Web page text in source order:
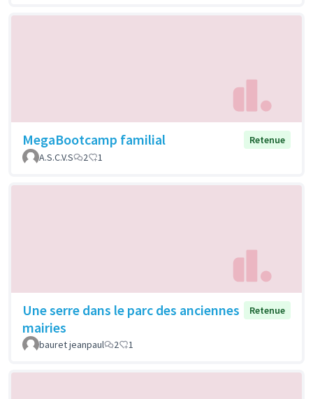
MegaBootcamp familial
Retenue
A.S.C.V.S
2 1
Une serre dans le parc des anciennes
mairies
Retenue
bauret jeanpaul 2 1